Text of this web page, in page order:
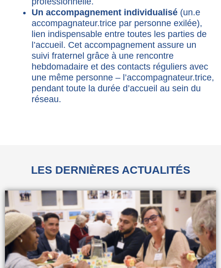
Un accompagnement individualisé (un.e
accompagnateur.trice par personne exilée),
lien indispensable entre toutes les parties de
l’accueil. Cet accompagnement assure un
suivi fraternel grâce à une rencontre
hebdomadaire et des contacts réguliers avec
une même personne – l’accompagnateur.trice,
pendant toute la durée d’accueil au sein du
réseau.
LES DERNIÈRES ACTUALITÉS